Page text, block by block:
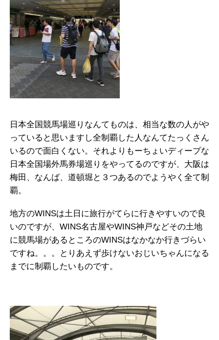
日本全国競馬場巡りなんてものは、相当な数の人がや
っていると思いますし全制覇した人なんてたっくさん
いるので面白くない。それよりもーちょいディープな
日本全国場外馬券場巡りをやってるのですが、大阪は
梅田、なんば、道頓堀と３つあるのでようやく全て制
覇。
地方のWINSは土日に旅行がてらに行きやすいので良
いのですが、WINS名古屋やWINS神戸などその土地
に競馬場があるところのWINSはなかなか行きづらい
ですね。。。とりあえず歩けないおじいちゃんになる
までに制覇したいものです。